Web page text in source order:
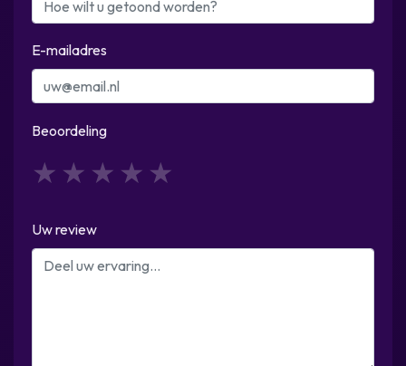
E-mailadres
Beoordeling
4
3
2
1
Uw review